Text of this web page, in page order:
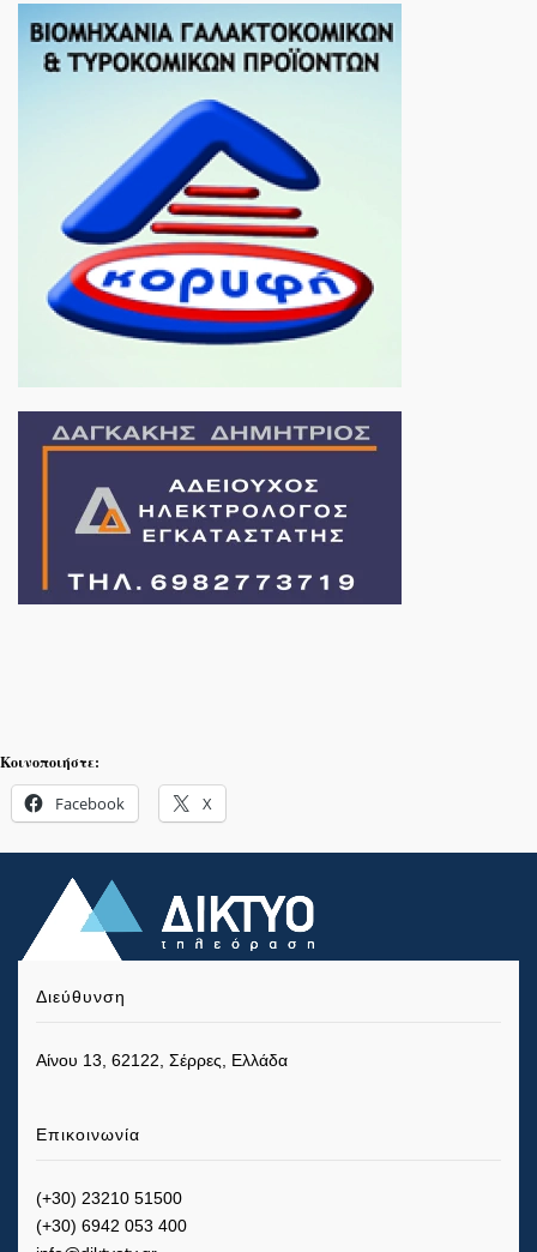
Κοινοποιήστε:
Facebook X
Διεύθυνση
Αίνου 13, 62122, Σέρρες, Ελλάδα
Επικοινωνία
(+30) 23210 51500
(+30) 6942 053 400